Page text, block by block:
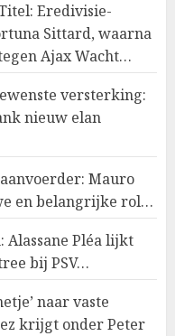
Eredivisie-
Sittard, waarna
Ajax Wacht…
versterking:
nieuw elan
Mauro
en belangrijke rol…
Alassane Pléa lijkt
bij PSV…
naar vaste
krijgt onder Peter